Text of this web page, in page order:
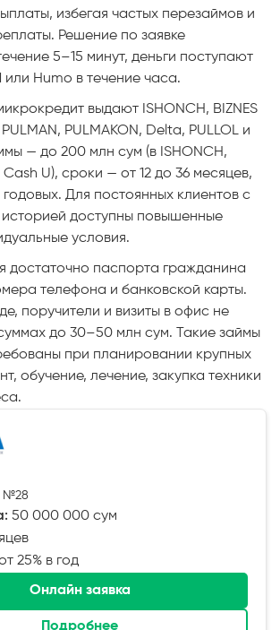
избегая частых перезаймов и
Решение по заявке
5–15 минут, деньги поступают
или Humo в течение часа.
выдают ISHONCH, BIZNES
PULMAKON, Delta, PULLOL и
— до 200 млн сум (в ISHONCH,
Cash U), сроки — от 12 до 36 месяцев,
годовых. Для постоянных клиентов с
доступны повышенные
условия.
достаточно паспорта гражданина
телефона и банковской карты.
поручители и визиты в офис не
до 30–50 млн сум. Такие займы
при планировании крупных
обучение, лечение, закупка техники
№28
50 000 000 сум
25% в год
Онлайн заявка
Подробнее